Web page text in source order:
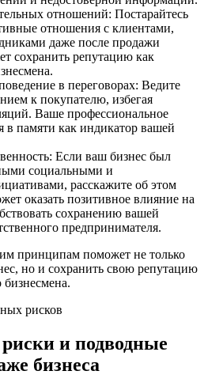
отношений: Постарайтесь
отношения с клиентами,
даже после продажи
сохранить репутацию как
в переговорах: Ведите
к покупателю, избегая
Ваше профессиональное
в памяти как индикатор вашей
Если ваш бизнес был
социальными и
расскажите об этом
оказать позитивное влияние на
сохранению вашей
предпринимателя.
принципам поможет не только
но и сохранить свою репутацию
бизнесмена.
и подводные
бизнеса